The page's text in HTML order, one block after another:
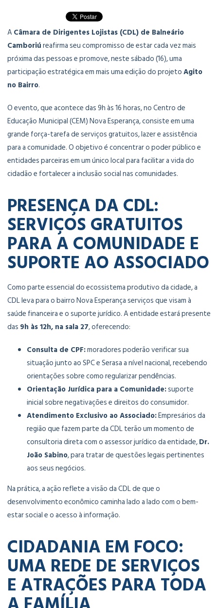
A Câmara de Dirigentes Lojistas (CDL) de Balneário
Camboriúreafirma seu compromisso de estar cada vez mais
próxima das pessoas e promove, neste sábado (16), uma
participação estratégica em mais uma edição do projetoAgito
no Bairro.
O evento, que acontece das 9h às 16 horas, no Centro de
Educação Municipal (CEM) Nova Esperança, consiste em uma
grande força-tarefa de serviços gratuitos, lazer e assistência
para a comunidade. O objetivo é concentrar o poder público e
entidades parceiras em um único local para facilitar a vida do
cidadão e fortalecer a inclusão social nas comunidades.
PRESENÇA DA CDL:
SERVIÇOS GRATUITOS
PARA A COMUNIDADE E
SUPORTE AO ASSOCIADO
Como parte essencial do ecossistema produtivo da cidade, a
CDL leva para o bairro Nova Esperança serviços que visam à
saúde financeira e o suporte jurídico. A entidade estará presente
das 9h às 12h, na sala 27, oferecendo:
Consulta de CPF:moradores poderão verificar sua
situação junto ao SPC e Serasa a nível nacional, recebendo
orientações sobre como regularizar pendências.
Orientação Jurídica para a Comunidade:suporte
inicial sobre negativações e direitos do consumidor.
Atendimento Exclusivo ao Associado:Empresários da
região que fazem parte da CDL terão um momento de
consultoria direta com o assessor jurídico da entidade,Dr.
João Sabino, para tratar de questões legais pertinentes
aos seus negócios.
Na prática, a ação reflete a visão da CDL de que o
desenvolvimento econômico caminha lado a lado com o bem-
estar social e o acesso à informação.
CIDADANIA EM FOCO:
UMA REDE DE SERVIÇOS
E ATRAÇÕES PARA TODA
A FAMÍLIA